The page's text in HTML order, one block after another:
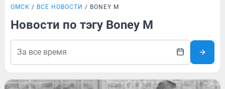
ОМСК ВСЕ НОВОСТИ BONEY M
Новости по тэгу Boney M